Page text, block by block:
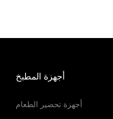
أجهزة المطبخ
أجهزة تحضير الطعام